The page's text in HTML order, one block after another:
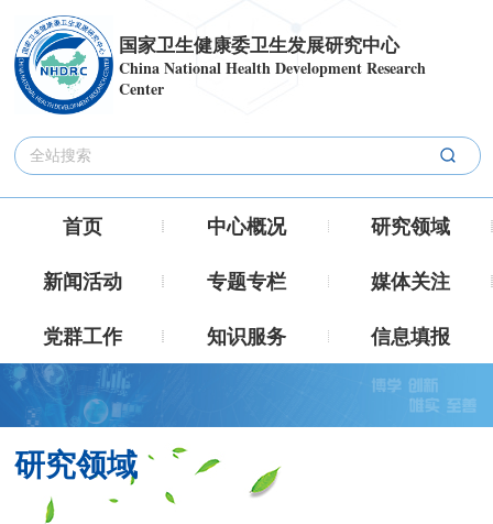
国家卫生健康委卫生发展研究中心
China National Health Development Research
Center
首页 中心概况
研究领域
新闻活动
专题专栏
媒体关注
党群工作
知识服务 信息填报
研究领域